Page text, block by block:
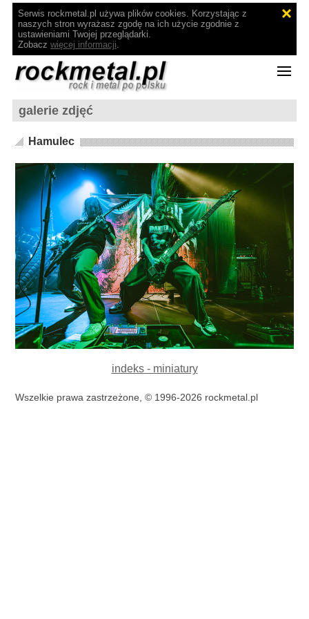
Serwis rockmetal.pl używa plików cookies. Korzystając z
naszych stron wyrażasz zgodę na ich użycie zgodnie z
ustawieniami Twojej przeglądarki.
Zobacz więcej informacji.
galerie zdjęć
Hamulec
indeks - miniatury
Wszelkie prawa zastrzeżone, © 1996-2026 rockmetal.pl